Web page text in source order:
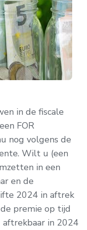
in de fiscale
FOR
nog volgens de
Wilt u (een
in een
en de
2024 in aftrek
premie op tijd
in 2024